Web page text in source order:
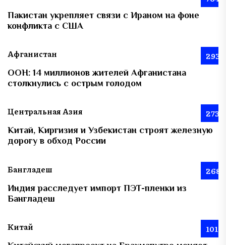
Пакистан укрепляет связи с Ираном на фоне
конфликта с США
Афганистан 293
ООН: 14 миллионов жителей Афганистана
столкнулись с острым голодом
Центральная Азия 273
Китай, Киргизия и Узбекистан строят железную
дорогу в обход России
Бангладеш 268
Индия расследует импорт ПЭТ-пленки из
Бангладеш
Китай 101